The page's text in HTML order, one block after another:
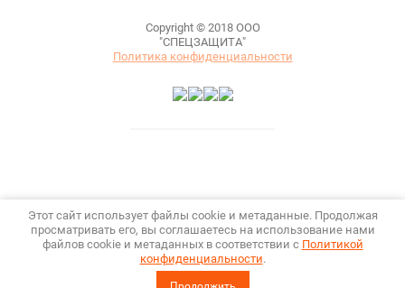
Этот сайт использует файлы cookie и метаданные. Продолжая
просматривать его, вы соглашаетесь на использование нами
файлов cookie и метаданных в соответствии с Политикой
конфиденциальности.
Copyright © 2018 ООО
"СПЕЦЗАЩИТА"
Политика конфиденциальности
Megagroup.ru